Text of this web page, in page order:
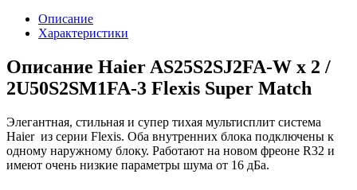
Описание
Характеристики
Описание Haier AS25S2SJ2FA-W x 2 /
2U50S2SM1FA-3 Flexis Super Match
Элегантная, стильная и супер тихая мультисплит система
Haier из серии Flexis. Оба внутренних блока подключены к
одному наружному блоку. Работают на новом фреоне R32 и
имеют очень низкие параметры шума от 16 дБа.